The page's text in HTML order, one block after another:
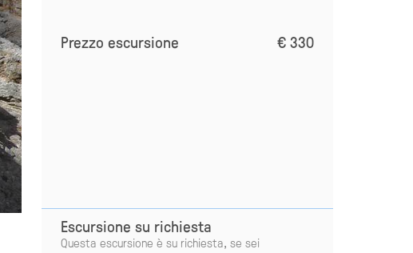
Prezzo escursione € 330
Escursione su richiesta
Questa escursione è su richiesta, se sei